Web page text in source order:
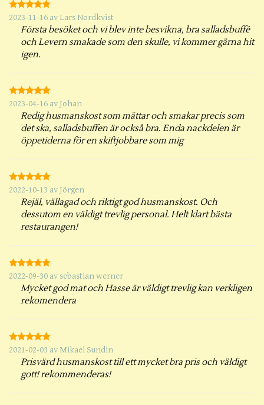
2023-11-16 av Lars Nordkvist
Första besöket och vi blev inte besvikna, bra salladsbuffé
och Levern smakade som den skulle, vi kommer gärna hit
igen.
2023-04-16 av Johan
Redig husmanskost som mättar och smakar precis som
det ska, salladsbuffen är också bra. Enda nackdelen är
öppetiderna för en skiftjobbare som mig
2022-10-13 av Jörgen
Rejäl, vällagad och riktigt god husmanskost. Och
dessutom en väldigt trevlig personal. Helt klart bästa
restaurangen!
2022-09-30 av sebastian werner
Mycket god mat och Hasse är väldigt trevlig kan verkligen
rekomendera
2021-02-03 av Mikael Sundin
Prisvärd husmanskost till ett mycket bra pris och väldigt
gott! rekommenderas!